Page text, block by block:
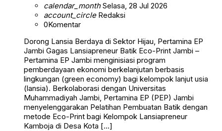
calendar_monthSelasa, 28 Jul 2026
account_circleRedaksi
0Komentar
Dorong Lansia Berdaya di Sektor Hijau, Pertamina EP
Jambi Gagas Lansiapreneur Batik Eco-Print Jambi –
Pertamina EP Jambi menginisiasi program
pemberdayaan ekonomi berkelanjutan berbasis
lingkungan (green economy) bagi kelompok lanjut usia
(lansia). Berkolaborasi dengan Universitas
Muhammadiyah Jambi, Pertamina EP (PEP) Jambi
menyelenggarakan Pelatihan Pembuatan Batik dengan
metode Eco-Print bagi Kelompok Lansiapreneur
Kamboja di Desa Kota […]